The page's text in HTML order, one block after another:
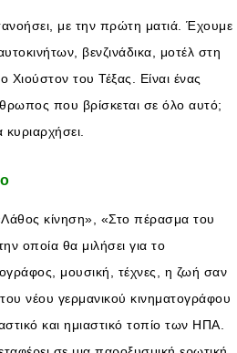
με την πρώτη ματιά. Έχουμε
βενζινάδικα, μοτέλ στη
του Τέξας. Είναι ένας
που βρίσκεται σε όλο αυτό;
κίνηση», «Στο πέρασμα του
οποία θα μιλήσει για το
μουσική, τέχνες, η ζωή σαν
νέου γερμανικού κινηματογράφου
και ημιαστικό τοπίο των ΗΠΑ.